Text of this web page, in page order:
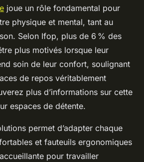
joue un rôle fondamental pour
physique et mental, tant au
Selon Ifop, plus de 6 % des
plus motivés lorsque leur
soin de leur confort, soulignant
de repos véritablement
plus d’informations sur cette
espaces de détente.
permet d’adapter chaque
et fauteuils ergonomiques
pour travailler